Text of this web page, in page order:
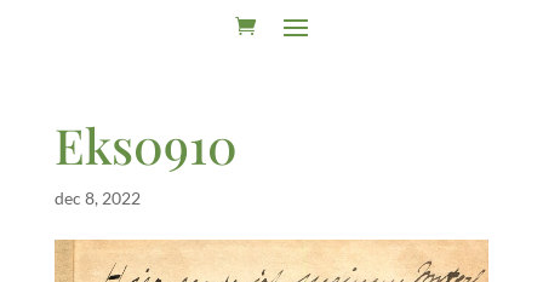
Eks0910
dec 8, 2022